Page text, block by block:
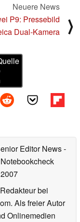
Neuere News
P9: Pressebild
Dual-Kamera
⟩
Editor News-
bei
Als freier Autor
Onlinemedien